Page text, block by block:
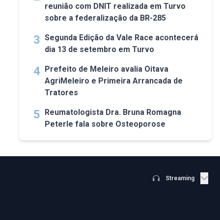
reunião com DNIT realizada em Turvo
sobre a federalização da BR-285
3 Segunda Edição da Vale Race acontecerá
dia 13 de setembro em Turvo
4 Prefeito de Meleiro avalia Oitava
AgriMeleiro e Primeira Arrancada de
Tratores
5 Reumatologista Dra. Bruna Romagna
Peterle fala sobre Osteoporose
Streaming